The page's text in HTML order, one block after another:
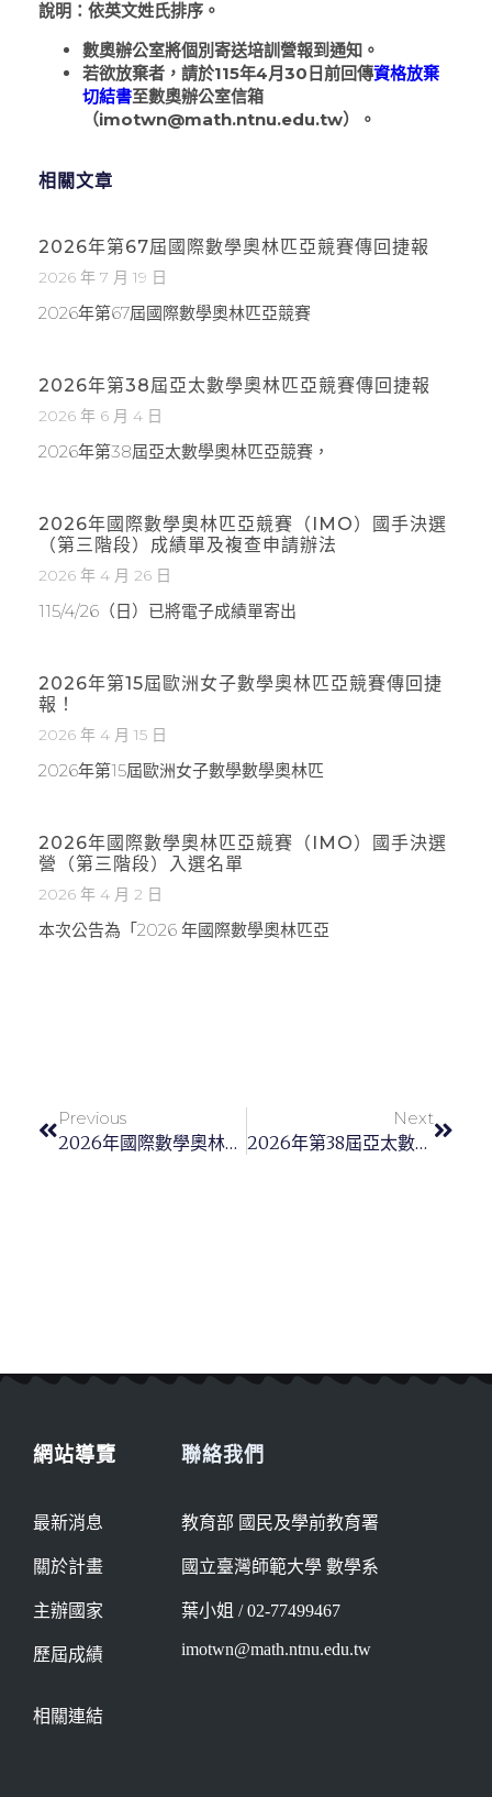
說明：依英文姓氏排序。
數奧辦公室將個別寄送培訓營報到通知。
若欲放棄者，請於115年4月30日前回傳資格放棄
切結書至數奧辦公室信箱
（imotwn@math.ntnu.edu.tw）。
相關文章
2026年第67屆國際數學奧林匹亞競賽傳回捷報
2026 年 7 月 19 日
2026年第67屆國際數學奧林匹亞競賽
2026年第38屆亞太數學奧林匹亞競賽傳回捷報
2026 年 6 月 4 日
2026年第38屆亞太數學奧林匹亞競賽，
2026年國際數學奧林匹亞競賽（IMO）國手決選
（第三階段）成績單及複查申請辦法
2026 年 4 月 26 日
115/4/26（日）已將電子成績單寄出
2026年第15屆歐洲女子數學奧林匹亞競賽傳回捷
報！
2026 年 4 月 15 日
2026年第15屆歐洲女子數學數學奧林匹
2026年國際數學奧林匹亞競賽（IMO）國手決選
營（第三階段）入選名單
2026 年 4 月 2 日
本次公告為「2026 年國際數學奧林匹亞
Previous
2026年國際數學奧林匹亞競賽（IMO）國手決選（第三階段）成績單及複查申請辦法
Next
2026年第38屆亞太數學奧林匹亞競賽傳回捷報
網站導覽
最新消息
關於計畫
主辦國家
歷屆成績
相關連結
聯絡我們
教育部 國民及學前教育署
國立臺灣師範大學 數學系
葉小姐 / 02-77499467
imotwn@math.ntnu.edu.tw